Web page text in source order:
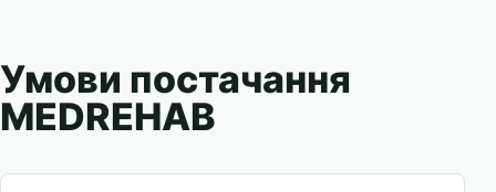
Умови постачання
MEDREHAB